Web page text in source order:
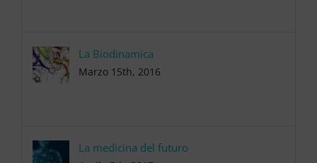
La Biodinamica
Marzo 15th, 2016
La medicina del futuro